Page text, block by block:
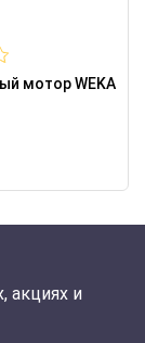
мотор WEKA
акциях и